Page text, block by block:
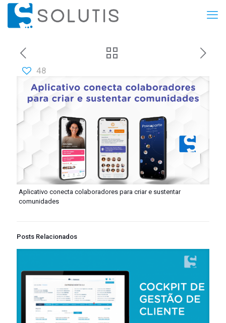
48
Aplicativo conecta colaboradores para criar e sustentar
comunidades
Posts Relacionados